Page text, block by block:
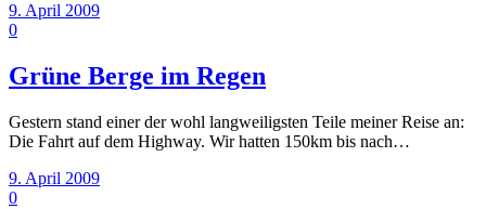
9. April 2009
0
Grüne Berge im Regen
Gestern stand einer der wohl langweiligsten Teile meiner Reise an:
Die Fahrt auf dem Highway. Wir hatten 150km bis nach…
9. April 2009
0